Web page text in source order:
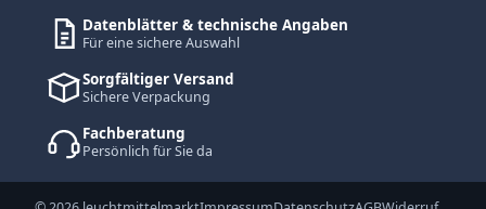
Datenblätter & technische Angaben
Für eine sichere Auswahl
Sorgfältiger Versand
Sichere Verpackung
Fachberatung
Persönlich für Sie da